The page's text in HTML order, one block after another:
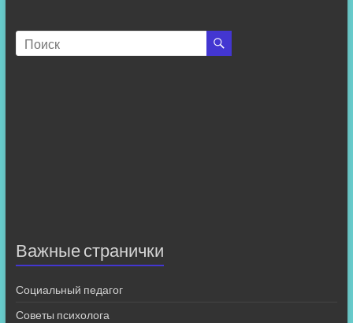
Важные странички
Социальный педагог
Советы психолога